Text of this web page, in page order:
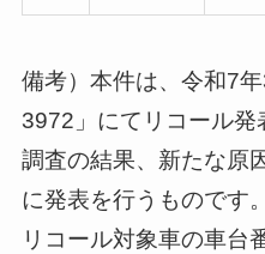
備考）本件は、令和7
3972」にてリコール発
調査の結果、新たな原
に発表を行うものです。
リコール対象車の車台